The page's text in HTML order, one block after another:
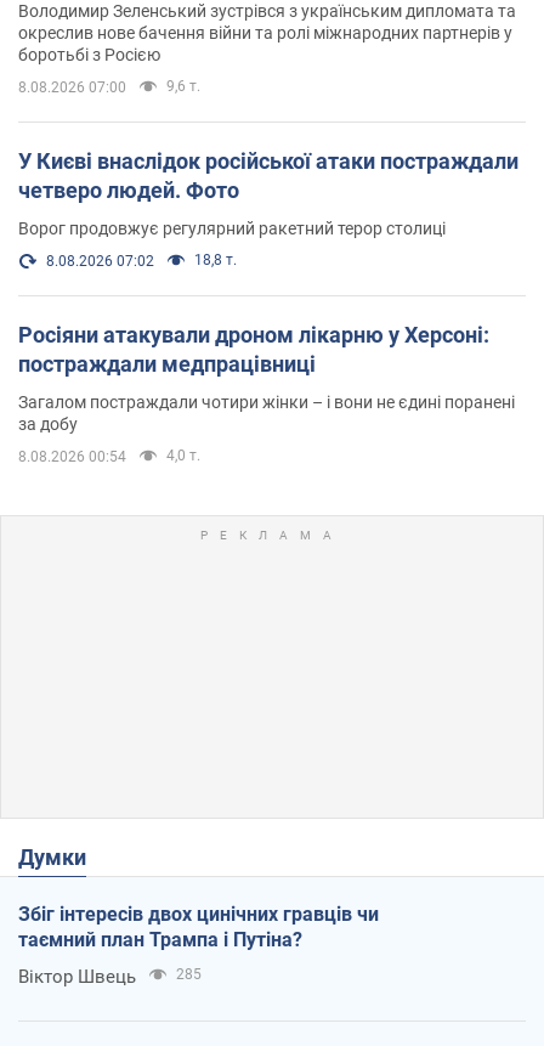
Володимир Зеленський зустрівся з українським дипломата та
окреслив нове бачення війни та ролі міжнародних партнерів у
боротьбі з Росією
8.08.2026 07:00 9,6 т.
У Києві внаслідок російської атаки постраждали
четверо людей. Фото
Ворог продовжує регулярний ракетний терор столиці
8.08.2026 07:02 18,8 т.
Росіяни атакували дроном лікарню у Херсоні:
постраждали медпрацівниці
Загалом постраждали чотири жінки – і вони не єдині поранені
за добу
8.08.2026 00:54 4,0 т.
Думки
Збіг інтересів двох цинічних гравців чи
таємний план Трампа і Путіна?
Віктор Швець 285